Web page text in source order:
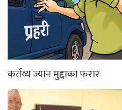
कर्तव्य ज्यान मुद्दाका फरार